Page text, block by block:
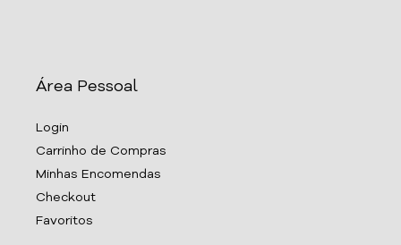
Área Pessoal
Login
Carrinho de Compras
Minhas Encomendas
Checkout
Favoritos